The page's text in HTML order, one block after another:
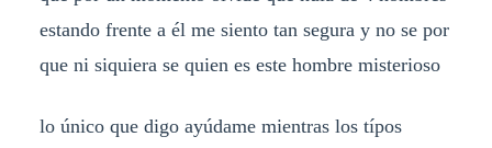
estando frente a él me siento tan segura y no se por
que ni siquiera se quien es este hombre misterioso
lo único que digo ayúdame mientras los típos